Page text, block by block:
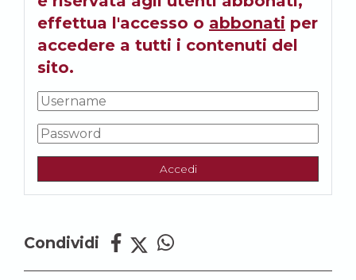
effettua l'accesso o abbonati per
accedere a tutti i contenuti del
sito.
Accedi
Condividi